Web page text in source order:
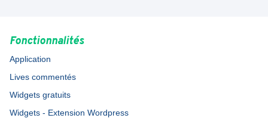
Fonctionnalités
Application
Lives commentés
Widgets gratuits
Widgets - Extension Wordpress